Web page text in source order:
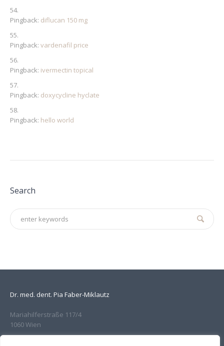
Pingback: diflucan 150 mg
Pingback: vardenafil price
Pingback: ivermectin topical
Pingback: doxycycline hyclate
Pingback: hello world
Search
Dr. med. dent. Pia Faber-Miklautz
Mariahilferstraße 117/4
1060 Wien